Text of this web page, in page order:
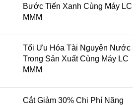
Bước Tiến Xanh Cùng Máy LC
MMM
Tối Ưu Hóa Tài Nguyên Nước
Trong Sản Xuất Cùng Máy LC
MMM
Cắt Giảm 30% Chi Phí Năng